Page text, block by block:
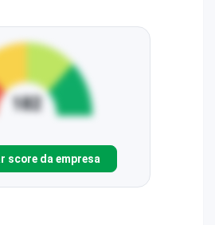
score da empresa